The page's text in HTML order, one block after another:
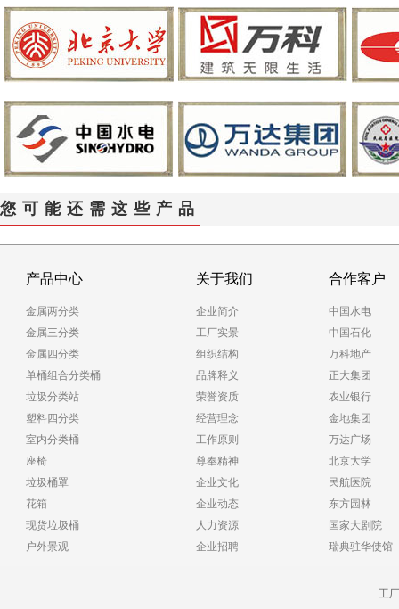
您可能还需这些产品
产品中心
金属两分类
金属三分类
金属四分类
单桶组合分类桶
垃圾分类站
塑料四分类
室内分类桶
座椅
垃圾桶罩
花箱
现货垃圾桶
户外景观
关于我们
企业简介
工厂实景
组织结构
品牌释义
荣誉资质
经营理念
工作原则
尊奉精神
企业文化
企业动态
人力资源
企业招聘
合作客户
中国水电
中国石化
万科地产
正大集团
农业银行
金地集团
万达广场
北京大学
民航医院
东方园林
国家大剧院
瑞典驻华使馆
工